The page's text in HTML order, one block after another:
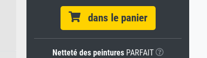
dans le panier
Netteté des peinturesPARFAIT